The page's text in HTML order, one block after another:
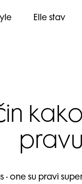
Elle stav
- one su pravi